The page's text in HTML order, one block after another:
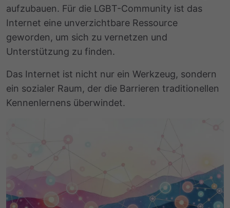
aufzubauen. Für die LGBT-Community ist das
Internet eine unverzichtbare Ressource
geworden, um sich zu vernetzen und
Unterstützung zu finden.
Das Internet ist nicht nur ein Werkzeug, sondern
ein sozialer Raum, der die Barrieren traditionellen
Kennenlernens überwindet.